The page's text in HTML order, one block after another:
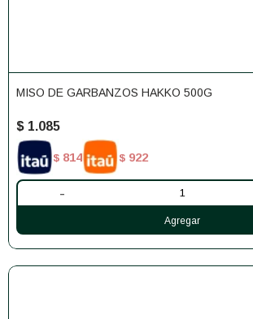
MISO DE GARBANZOS HAKKO 500G
$ 1.085
$ 814 $ 922
-